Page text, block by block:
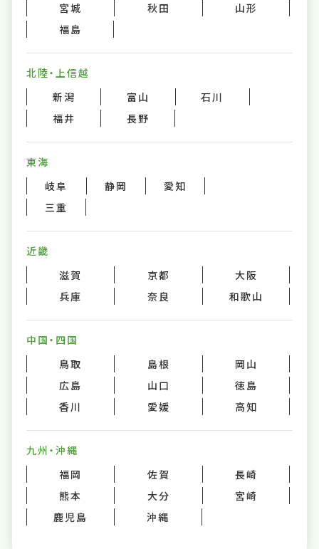
宮城
秋田
山形
福島
北陸・上信越
新潟
富山
石川
福井
長野
東海
岐阜
静岡
愛知
三重
近畿
滋賀
京都
大阪
兵庫
奈良 和歌山
中国・四国
鳥取
島根
岡山
広島
山口
徳島
香川
愛媛 高知
九州・沖縄
福岡
佐賀
長崎
熊本
大分
宮崎
鹿児島
沖縄